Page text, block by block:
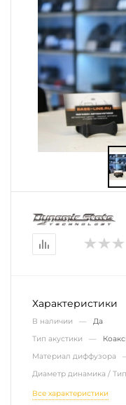
Характеристики
В наличии — Да
Тип акустики —
Материал диффузора
Диаметр динамика /
Все характеристики